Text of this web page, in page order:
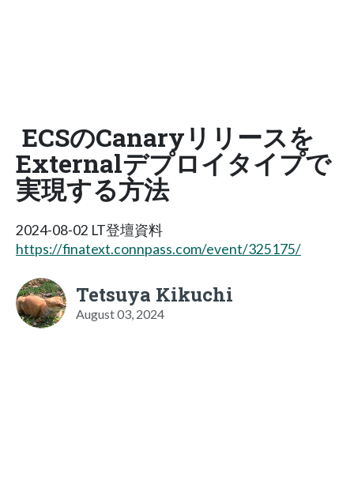
ECSのCanaryリリースを
Externalデプロイタイプで
実現する方法
2024-08-02 LT登壇資料
https://finatext.connpass.com/event/325175/
Tetsuya Kikuchi
August 03, 2024